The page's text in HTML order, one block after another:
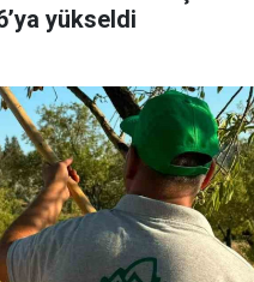
yükseldi